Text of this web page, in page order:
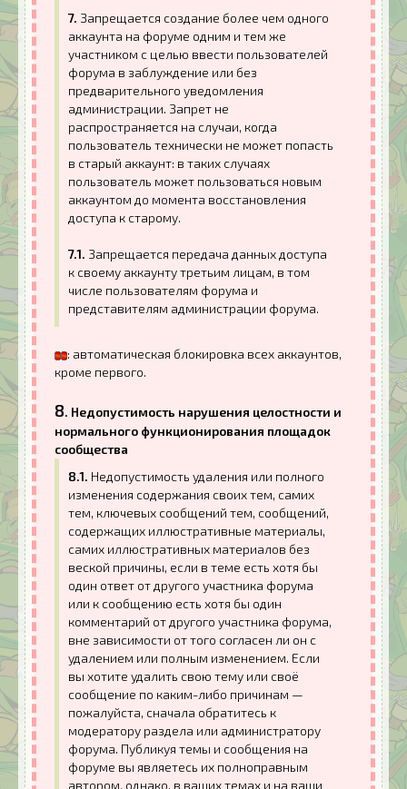
7. Запрещается создание более чем одного
аккаунта на форуме одним и тем же
участником с целью ввести пользователей
форума в заблуждение или без
предварительного уведомления
администрации. Запрет не
распространяется на случаи, когда
пользователь технически не может попасть
в старый аккаунт: в таких случаях
пользователь может пользоваться новым
аккаунтом до момента восстановления
доступа к старому.
7.1. Запрещается передача данных доступа
к своему аккаунту третьим лицам, в том
числе пользователям форума и
представителям администрации форума.
: автоматическая блокировка всех аккаунтов,
кроме первого.
8. Недопустимость нарушения целостности и
нормального функционирования площадок
сообщества
8.1. Недопустимость удаления или полного
изменения содержания своих тем, самих
тем, ключевых сообщений тем, сообщений,
содержащих иллюстративные материалы,
самих иллюстративных материалов без
веской причины, если в теме есть хотя бы
один ответ от другого участника форума
или к сообщению есть хотя бы один
комментарий от другого участника форума,
вне зависимости от того согласен ли он с
удалением или полным изменением. Если
вы хотите удалить свою тему или своё
сообщение по каким-либо причинам —
пожалуйста, сначала обратитесь к
модератору раздела или администратору
форума. Публикуя темы и сообщения на
форуме вы являетесь их полноправным
автором, однако, в ваших темах и на ваши